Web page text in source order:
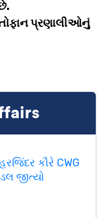
તોફાન પ્રણાલીઓનું
કૌરે CWG
જીત્યો